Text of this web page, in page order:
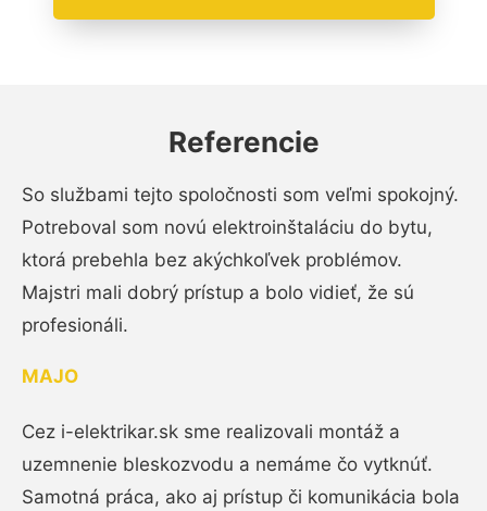
Referencie
So službami tejto spoločnosti som veľmi spokojný.
Potreboval som novú elektroinštaláciu do bytu,
ktorá prebehla bez akýchkoľvek problémov.
Majstri mali dobrý prístup a bolo vidieť, že sú
profesionáli.
MAJO
Cez i-elektrikar.sk sme realizovali montáž a
uzemnenie bleskozvodu a nemáme čo vytknúť.
Samotná práca, ako aj prístup či komunikácia bola